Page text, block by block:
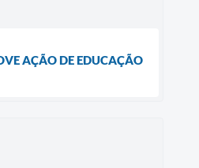
AÇÃO DE EDUCAÇÃO